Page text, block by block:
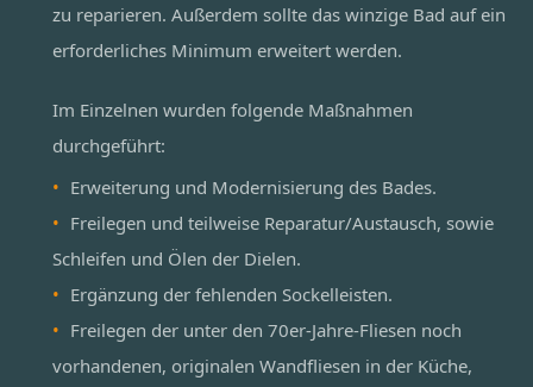
zu reparieren. Außerdem sollte das winzige Bad auf ein
erforderliches Minimum erweitert werden.
Im Einzelnen wurden folgende Maßnahmen
durchgeführt:
Erweiterung und Modernisierung des Bades.
Freilegen und teilweise Reparatur/Austausch, sowie
Schleifen und Ölen der Dielen.
Ergänzung der fehlenden Sockelleisten.
Freilegen der unter den 70er-Jahre-Fliesen noch
vorhandenen, originalen Wandfliesen in der Küche,